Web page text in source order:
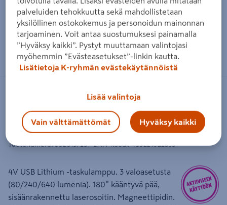
Zoomaa kuvaa sormilla kosketusnäytöllä
Taskulamppu Ryobi RLP4-120G 4V
USB Lithium 1x2,0Ah
Tuotenumero:502615725 EAN-koodi:4892210223531
4V USB Lithium -taskulamppu. 3 valoasetusta
(80/240/640 lumenia). 180° kääntyvä pää,
sisäänrakennettu laserosoitin. Magneettipidin.
palveluiden tehokkuutta sekä mahdollistetaan
yksilöllinen ostokokemus ja personoidun mainonnan
tarjoaminen. Voit antaa suostumuksesi painamalla
”Hyväksy kaikki”. Pystyt muuttamaan valintojasi
myöhemmin ”Evästeasetukset”-linkin kautta.
Lisätietoja K-ryhmän evästekäytännöistä
Lisää valintoja
Vain välttämättömät Hyväksy kaikki